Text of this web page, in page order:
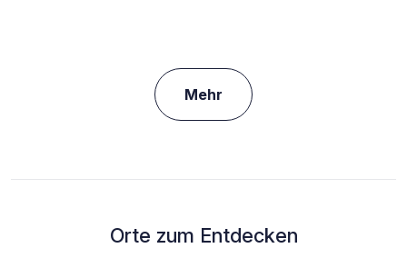
Mehr
Orte zum Entdecken